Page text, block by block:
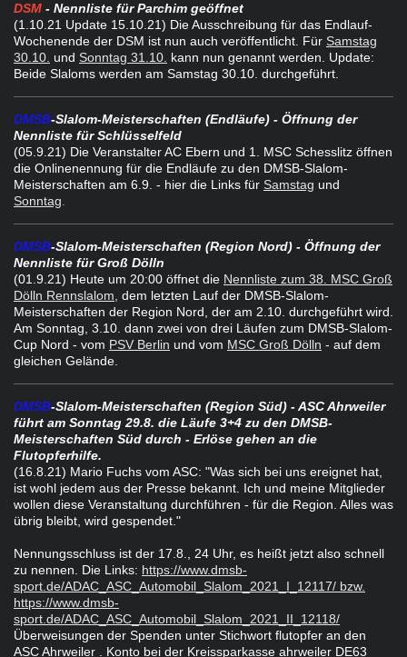
DSM - Nennliste für Parchim geöffnet
(1.10.21 Update 15.10.21) Die Ausschreibung für das Endlauf-
Wochenende der DSM ist nun auch veröffentlicht. Für Samstag
30.10. und Sonntag 31.10. kann nun genannt werden. Update:
Beide Slaloms werden am Samstag 30.10. durchgeführt.
DMSB-Slalom-Meisterschaften (Endläufe) - Öffnung der
Nennliste für Schlüsselfeld
(05.9.21) Die Veranstalter AC Ebern und 1. MSC Schesslitz öffnen
die Onlinenennung für die Endläufe zu den DMSB-Slalom-
Meisterschaften am 6.9. - hier die Links für Samstag und
Sonntag
DMSB-Slalom-Meisterschaften (Region Nord) - Öffnung der
Nennliste für Groß Dölln
(01.9.21) Heute um 20:00 öffnet die Nennliste zum 38. MSC Groß
Dölln Rennslalom, dem letzten Lauf der DMSB-Slalom-
Meisterschaften der Region Nord, der am 2.10. durchgeführt wird.
Am Sonntag, 3.10. dann zwei von drei Läufen zum DMSB-Slalom-
Cup Nord - vom PSV Berlin und vom MSC Groß Dölln - auf dem
gleichen Gelände.
DMSB-Slalom-Meisterschaften (Region Süd) - ASC Ahrweiler
führt am Sonntag 29.8. die Läufe 3+4 zu den DMSB-
Meisterschaften Süd durch - Erlöse gehen an die
Flutopferhilfe.
(16.8.21) Mario Fuchs vom ASC: "Was sich bei uns ereignet hat,
ist wohl jedem aus der Presse bekannt. Ich und meine Mitglieder
wollen diese Veranstaltung durchführen - für die Region. Alles was
übrig bleibt, wird gespendet."
Nennungsschluss ist der 17.8., 24 Uhr, es heißt jetzt also schnell
zu nennen. Die Links: https://www.dmsb-
sport.de/ADAC_ASC_Automobil_Slalom_2021_I_12117/ bzw.
https://www.dmsb-
sport.de/ADAC_ASC_Automobil_Slalom_2021_II_12118/
Überweisungen der Spenden unter Stichwort flutopfer an den
ASC Ahrweiler . Konto bei der Kreissparkasse ahrweiler DE63